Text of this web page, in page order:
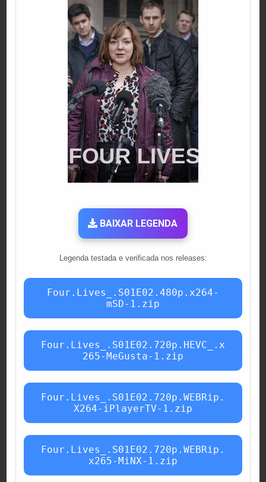
BAIXAR LEGENDA
Legenda testada e verificada nos releases:
Four.Lives_.S01E02.480p.x264-
mSD-1.zip
Four.Lives_.S01E02.720p.HEVC_.x
265-MeGusta-1.zip
Four.Lives_.S01E02.720p.WEBRip.
X264-iPlayerTV-1.zip
Four.Lives_.S01E02.720p.WEBRip.
x265-MiNX-1.zip